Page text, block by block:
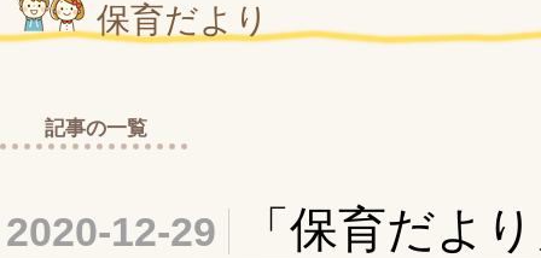
保育だより
記事の一覧
2020-12-29 「保育だ